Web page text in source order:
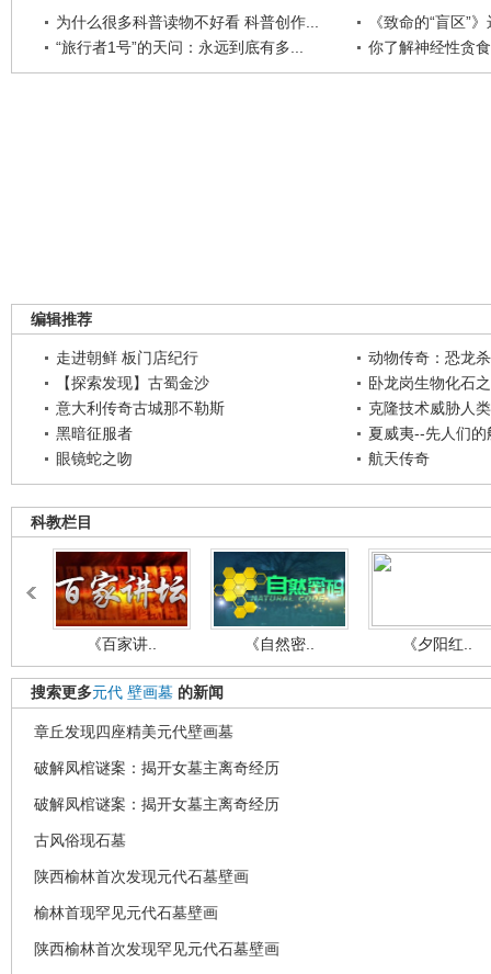
为什么很多科普读物不好看 科普创作...
《致命的“盲区”
“旅行者1号”的天问：永远到底有多...
你了解神经性贪
编辑推荐
走进朝鲜 板门店纪行
动物传奇：恐龙
【探索发现】古蜀金沙
卧龙岗生物化石
意大利传奇古城那不勒斯
克隆技术威胁人
黑暗征服者
夏威夷--先人们的
眼镜蛇之吻
航天传奇
科教栏目
《百家讲.. 《自然密.. 《夕阳红..
搜索更多元代 壁画墓 的新闻
章丘发现四座精美元代壁画墓
破解凤棺谜案：揭开女墓主离奇经历
破解凤棺谜案：揭开女墓主离奇经历
古风俗现石墓
陕西榆林首次发现元代石墓壁画
榆林首现罕见元代石墓壁画
陕西榆林首次发现罕见元代石墓壁画